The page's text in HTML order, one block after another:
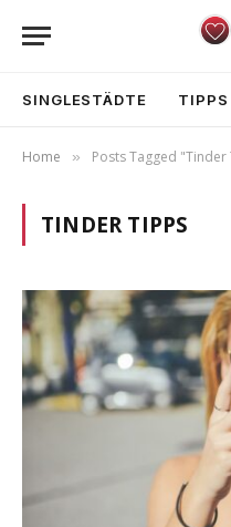
SINGLESTÄDTE TIPPS
Home » Posts Tagged "Tinder
TINDER TIPPS